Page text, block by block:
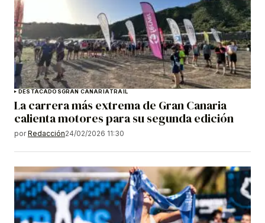
DESTACADOSGRAN CANARIATRAIL
La carrera más extrema de Gran Canaria
calienta motores para su segunda edición
por Redacción24/02/2026 11:30